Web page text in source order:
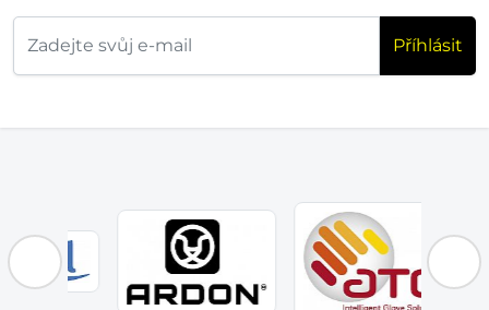
Příhlásit